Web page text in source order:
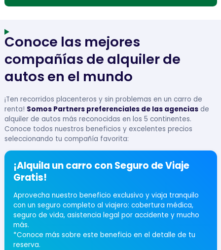
Conoce las mejores
compañías de alquiler de
autos en el mundo
¡Ten recorridos placenteros y sin problemas en un carro de
renta! Somos Partners preferenciales de las agenciasde
alquiler de autos más reconocidas en los 5 continentes.
Conoce todos nuestros beneficios y excelentes precios
seleccionando tu compañía favorita:
¡Alquila un carro con Seguro de Viaje
Gratis!
Aprovecha nuestro beneficio exclusivo y viaja tranquilo
con un seguro completo al viajero: cobertura médica,
seguro de vida, asistencia legal por accidente y mucho
más.
*Conoce más sobre este beneficio en el detalle de tu
reserva.